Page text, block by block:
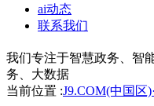
ai动态
联系我们
我们专注于智慧政务、智
务、大数据
当前位置 :J9.COM(中国区